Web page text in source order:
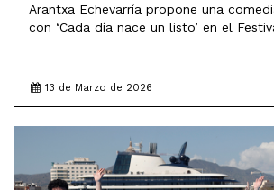
Arantxa Echevarría propone una
con ‘Cada día nace un listo’ en el
13 de Marzo de 2026
LEER MÁS